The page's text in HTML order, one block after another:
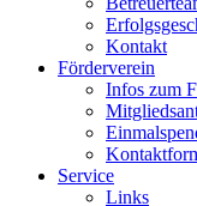
Kontakt
Förderverein
Infos zum
Service
Links